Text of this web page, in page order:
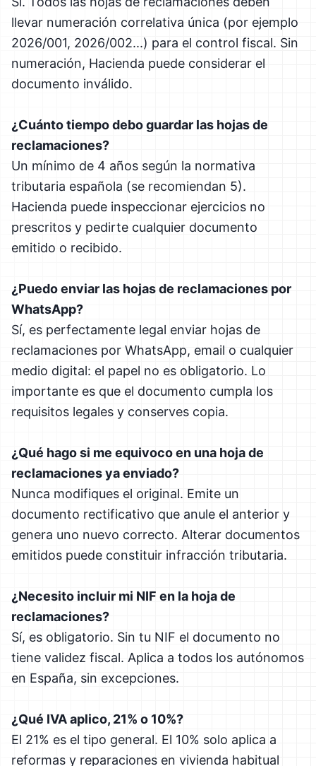
llevar numeración correlativa única (por ejemplo
2026/001, 2026/002...) para el control fiscal. Sin
numeración, Hacienda puede considerar el
documento inválido.
¿Cuánto tiempo debo guardar las hojas de
reclamaciones?
Un mínimo de 4 años según la normativa
tributaria española (se recomiendan 5).
Hacienda puede inspeccionar ejercicios no
prescritos y pedirte cualquier documento
emitido o recibido.
¿Puedo enviar las hojas de reclamaciones por
WhatsApp?
Sí, es perfectamente legal enviar hojas de
reclamaciones por WhatsApp, email o cualquier
medio digital: el papel no es obligatorio. Lo
importante es que el documento cumpla los
requisitos legales y conserves copia.
¿Qué hago si me equivoco en una hoja de
reclamaciones ya enviado?
Nunca modifiques el original. Emite un
documento rectificativo que anule el anterior y
genera uno nuevo correcto. Alterar documentos
emitidos puede constituir infracción tributaria.
¿Necesito incluir mi NIF en la hoja de
reclamaciones?
Sí, es obligatorio. Sin tu NIF el documento no
tiene validez fiscal. Aplica a todos los autónomos
en España, sin excepciones.
¿Qué IVA aplico, 21% o 10%?
El 21% es el tipo general. El 10% solo aplica a
reformas y reparaciones en vivienda habitual